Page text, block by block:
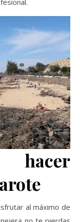
hacer
al máximo de